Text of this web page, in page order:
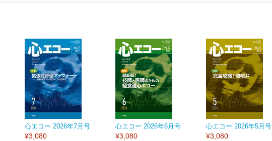
心エコー 2026年7月号
¥3,080
心エコー 2026年6月号
¥3,080
心エコー 2026年5月号
¥3,080